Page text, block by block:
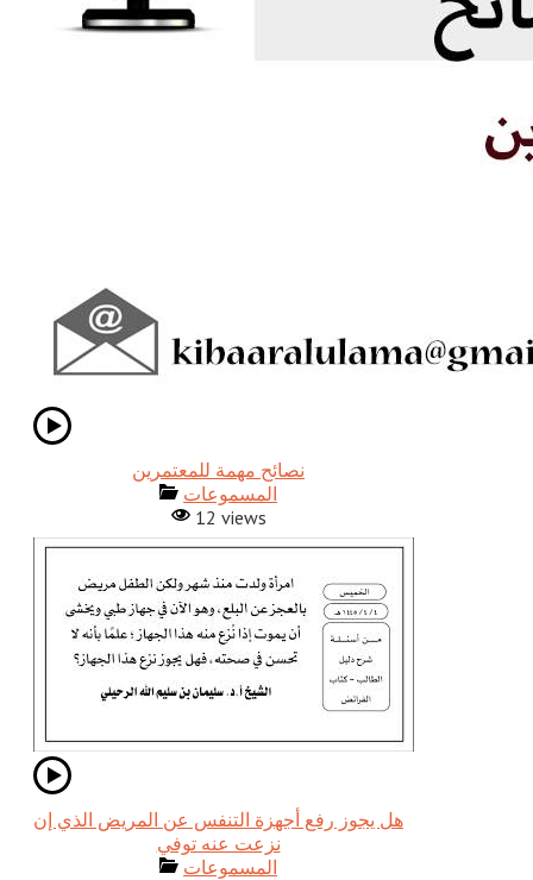
نصائح مهمة للمعتمرين
المسموعات
12 views
هل يجوز رفع أجهزة التنفس عن المريض الذي إن
نزعت عنه توفي
المسموعات